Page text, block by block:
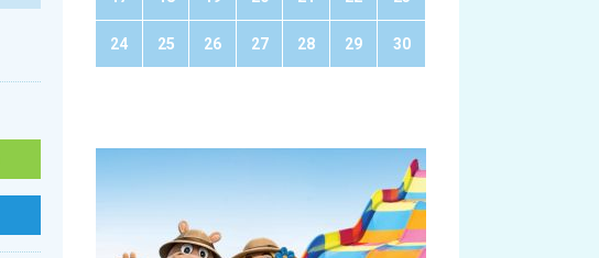
24 25 26 27 28 29 30